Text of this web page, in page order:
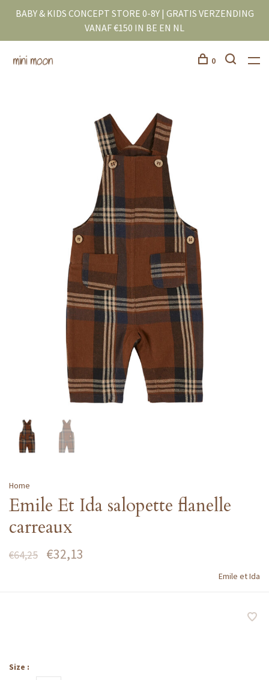
BABY & KIDS CONCEPT STORE 0-8Y | GRATIS VERZENDING
VANAF €150 IN BE EN NL
0
Home
Emile Et Ida salopette flanelle
carreaux
€64,25 €32,13
Emile et Ida
Size :